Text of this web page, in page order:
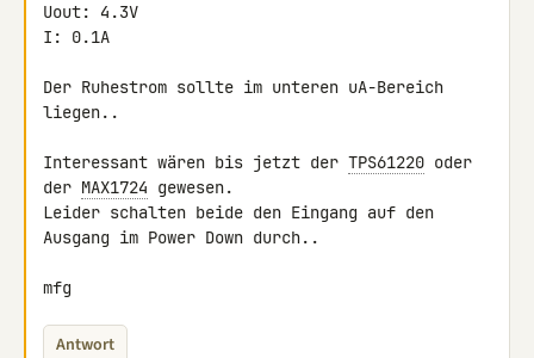
Uout: 4.3V
I: 0.1A
Der Ruhestrom sollte im unteren uA-Bereich
liegen..
Interessant wären bis jetzt der TPS61220 oder
der MAX1724 gewesen.
Leider schalten beide den Eingang auf den
Ausgang im Power Down durch..
mfg
Antwort